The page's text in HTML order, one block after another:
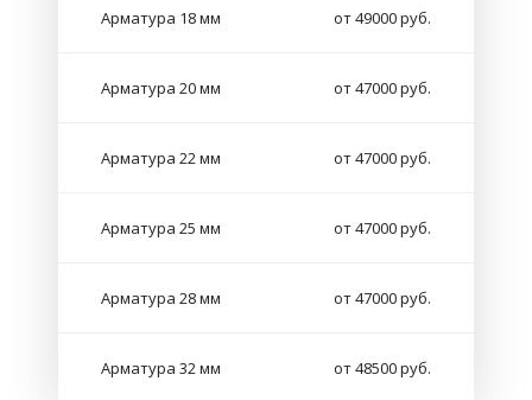
Арматура 18 мм от 49000 руб.
Арматура 20 мм от 47000 руб.
Арматура 22 мм от 47000 руб.
Арматура 25 мм от 47000 руб.
Арматура 28 мм от 47000 руб.
Арматура 32 мм от 48500 руб.